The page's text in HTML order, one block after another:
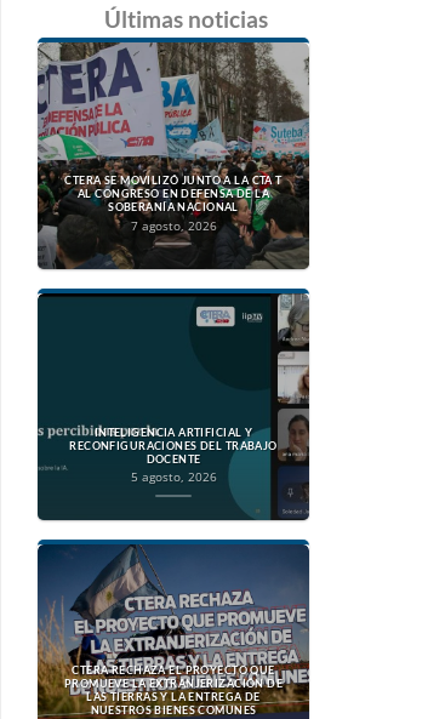
Últimas noticias
CTERA SE MOVILIZÓ JUNTO A LA CTA T
AL CONGRESO EN DEFENSA DE LA
SOBERANÍA NACIONAL
7 agosto, 2026
INTELIGENCIA ARTIFICIAL Y
RECONFIGURACIONES DEL TRABAJO
DOCENTE
5 agosto, 2026
CTERA RECHAZA EL PROYECTO QUE
PROMUEVE LA EXTRANJERIZACIÓN DE
LAS TIERRAS Y LA ENTREGA DE
NUESTROS BIENES COMUNES